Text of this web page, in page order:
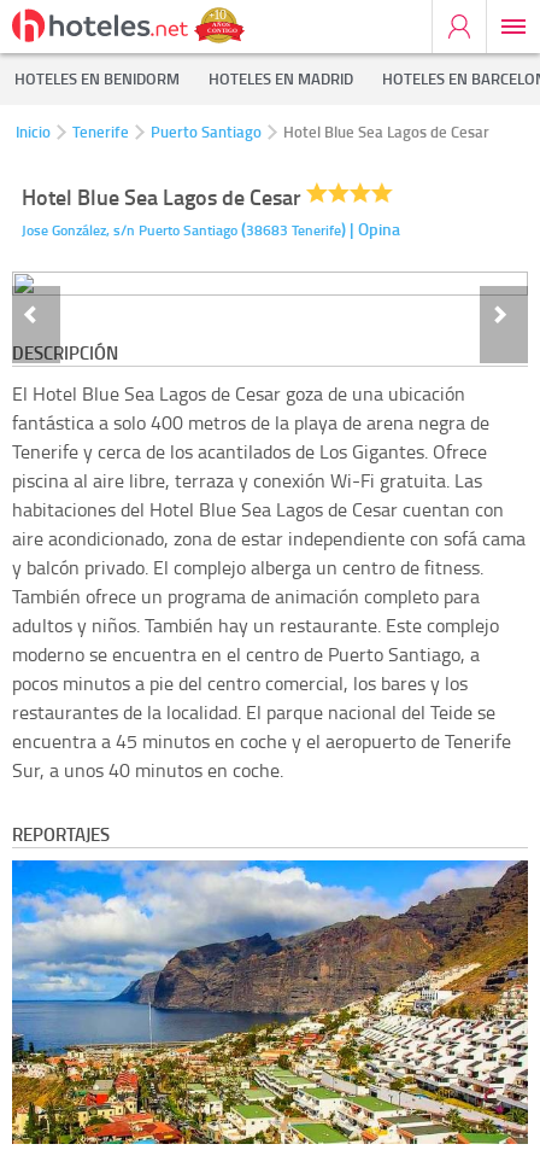
HOTELES EN BENIDORM HOTELES EN MADRID HOTELES EN
Inicio Tenerife Puerto Santiago Hotel Blue Sea Lagos de Cesar
Hotel Blue Sea Lagos de Cesar
Jose González, s/n Puerto Santiago(38683 Tenerife) | Opina
DESCRIPCIÓN
El Hotel Blue Sea Lagos de Cesar goza de una ubicación
fantástica a solo 400 metros de la playa de arena negra de
Tenerife y cerca de los acantilados de Los Gigantes. Ofrece
piscina al aire libre, terraza y conexión Wi-Fi gratuita. Las
habitaciones del Hotel Blue Sea Lagos de Cesar cuentan con
aire acondicionado, zona de estar independiente con sofá cama
y balcón privado. El complejo alberga un centro de fitness.
También ofrece un programa de animación completo para
adultos y niños. También hay un restaurante. Este complejo
moderno se encuentra en el centro de Puerto Santiago, a
pocos minutos a pie del centro comercial, los bares y los
restaurantes de la localidad. El parque nacional del Teide se
encuentra a 45 minutos en coche y el aeropuerto de Tenerife
Sur, a unos 40 minutos en coche.
REPORTAJES